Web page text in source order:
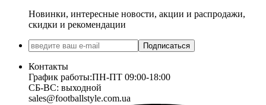
Новинки, интересные новости, акции и распродажи,
скидки и рекомендации
Подписаться
Контакты
График работы:ПН-ПТ 09:00-18:00
СБ-ВС: выходной
sales@footballstyle.com.ua